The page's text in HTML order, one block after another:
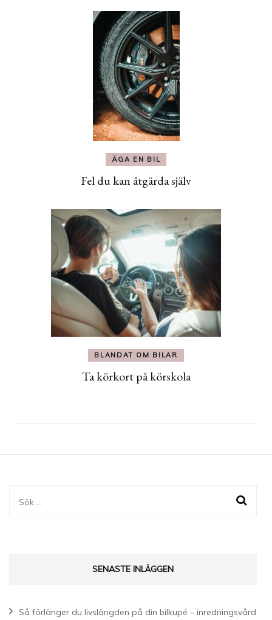
ÄGA EN BIL
Fel du kan åtgärda själv
BLANDAT OM BILAR
Ta körkort på körskola
Sök
SENASTE INLÄGGEN
Så förlänger du livslängden på din bilkupé – inredningsvård